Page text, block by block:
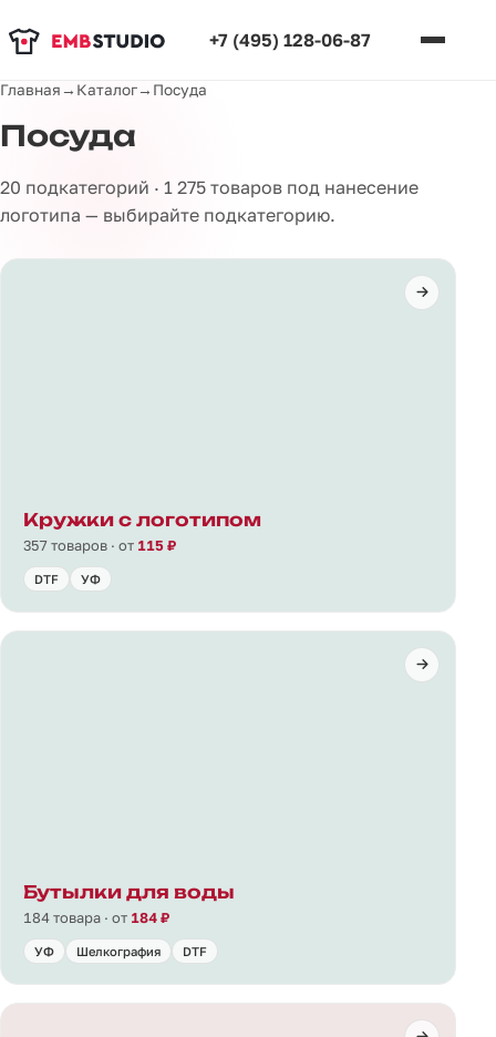
+7 (495) 128-06-87
Главная→ Каталог→ Посуда
Посуда
20 подкатегорий · 1 275 товаров под нанесение
логотипа — выбирайте подкатегорию.
Кружки с логотипом
357 товаров · от 115 ₽
DTF УФ
Бутылки для воды
184 товара · от 184 ₽
УФ Шелкография DTF